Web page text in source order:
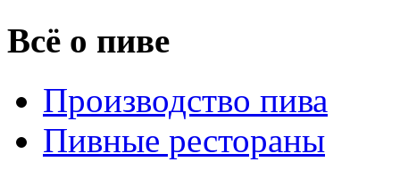
Всё о пиве
Производство пива
Пивные рестораны